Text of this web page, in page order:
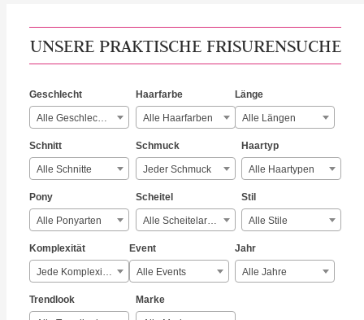
UNSERE PRAKTISCHE FRISURENSUCHE
Geschlecht
Alle Geschlechter
Haarfarbe
Alle Haarfarben
Länge
Alle Längen
Schnitt
Alle Schnitte
Schmuck
Jeder Schmuck
Haartyp
Alle Haartypen
Pony
Alle Ponyarten
Scheitel
Alle Scheitelarten
Stil
Alle Stile
Komplexität
Jede Komplexität
Event
Alle Events
Jahr
Alle Jahre
Trendlook Marke